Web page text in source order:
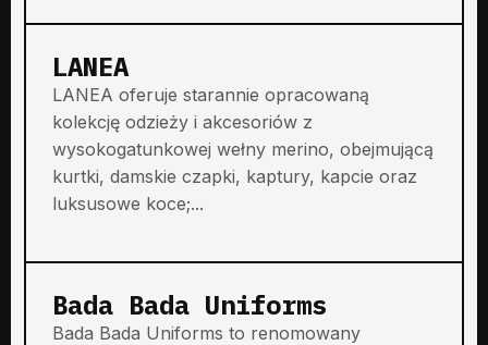
LANEA
LANEA oferuje starannie opracowaną
kolekcję odzieży i akcesoriów z
wysokogatunkowej wełny merino, obejmującą
kurtki, damskie czapki, kaptury, kapcie oraz
luksusowe koce;...
Bada Bada Uniforms
Bada Bada Uniforms to renomowany